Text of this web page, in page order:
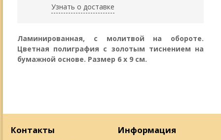
Узнать о доставке
Ламинированная, с молитвой на обороте.
Цветная полиграфия с золотым тиснением на
бумажной основе. Размер 6 х 9 см.
Контакты Информация